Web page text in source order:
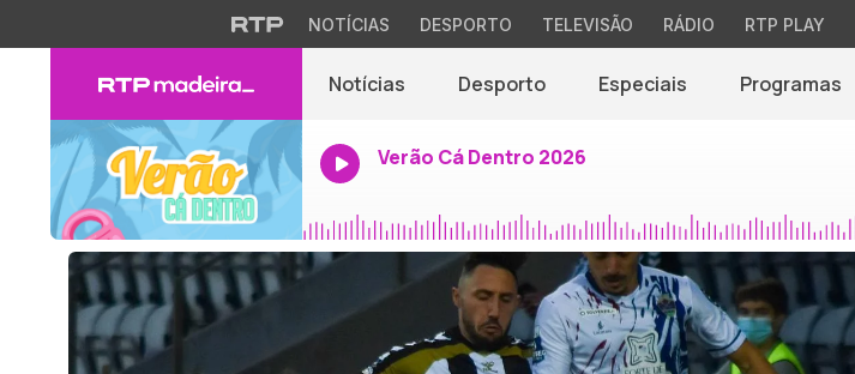
NOTÍCIAS DESPORTO TELEVISÃO RÁDIO RTP PLAY
Notícias Desporto Especiais Programas
Verão Cá Dentro 2026